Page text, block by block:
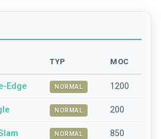
TYP MOC
Edge NORMAL 1200
NORMAL 200
NORMAL 850